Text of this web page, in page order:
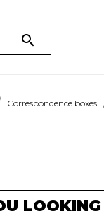
search
Correspondence boxes
LOOKING